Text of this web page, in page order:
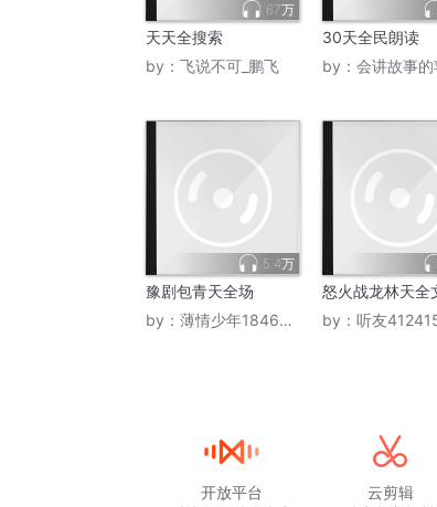
或者在全站的添加宝贝里，可以直
一旦按下去之后，它就会自动帮你去
但是我建议大家不要去做单独的改
而且也有可能对你店铺互相抢量，
我觉得渠道商品这个功能对卖家来讲
但我还是觉得没有必要单独去做渠
单独去投放全站是可以的，这样子
67万
天天全搜索
by： 飞说不可_鹏飞
30天全民朗读
by： 会讲故事的苹
5.4万
豫剧包青天全场
by： 薄情少年1846354
怒火战龙林天全
by： 听友
开放平台
云剪辑